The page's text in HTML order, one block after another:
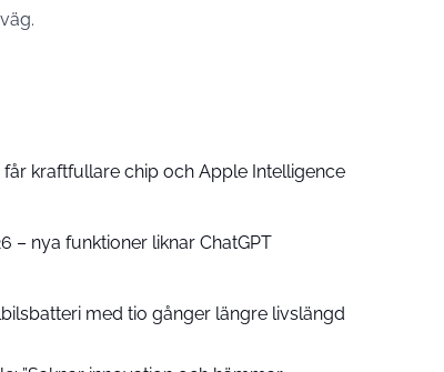
får kraftfullare chip och Apple Intelligence
– nya funktioner liknar ChatGPT
med tio gånger längre livslängd